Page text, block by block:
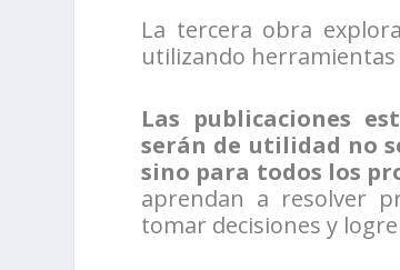
La tercera obra
utilizando herramientas
Las publicaciones
serán de utilidad no
sino para todos los
aprendan a resolver
tomar decisiones y